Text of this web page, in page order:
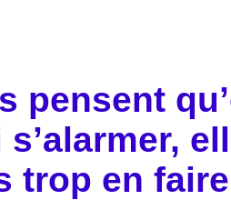
pensent
s’alarmer,
trop en